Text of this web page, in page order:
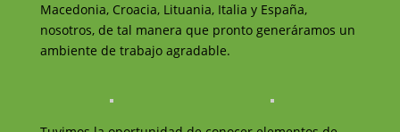
Macedonia, Croacia, Lituania, Italia y España,
nosotros, de tal manera que pronto generáramos un
ambiente de trabajo agradable.